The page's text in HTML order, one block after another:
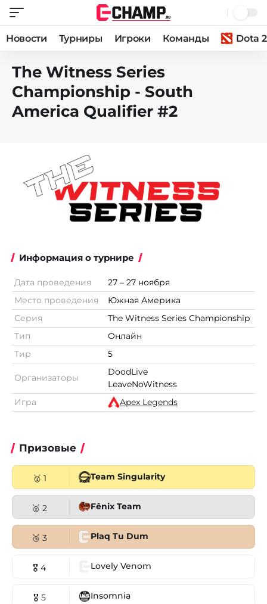
Новости Турниры Игроки Команды Dota 2
The Witness Series
Championship - South
America Qualifier #2
Информация о турнире
Дата проведения
27 – 27 ноября
Место проведения
Южная Америка
Серия
The Witness Series Championship
Тип
Онлайн
Тир
5
Организаторы
DoodLive
LeaveNoWitness
Игра
Apex Legends
Призовые
🥇 1 Team Singularity
🥈 2 Fênix Team
🥉 3 Plaq Tu Dum
🎖 4 Lovely Venom
🎖 5 Insomnia